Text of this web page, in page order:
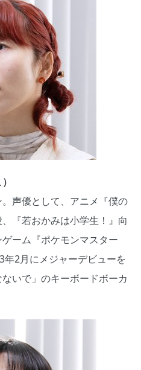
声優として、アニメ『僕の
『若おかみは小学生！』向
ーム『ポケモンマスター
2月にメジャーデビューを
いで」のキーボードボーカ